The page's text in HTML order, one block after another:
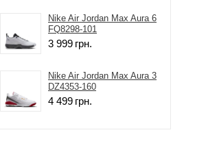
Nike Air Jordan Max Aura 6
FQ8298-101
3 999 грн.
Nike Air Jordan Max Aura 3
DZ4353-160
4 499 грн.